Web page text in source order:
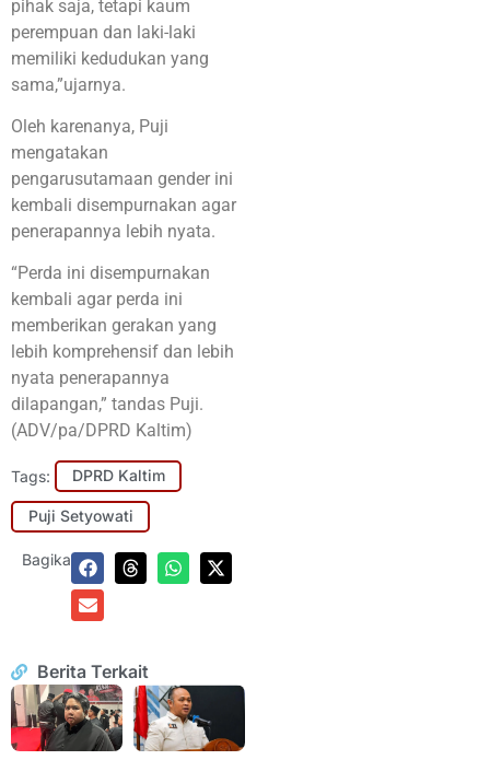
pihak saja, tetapi kaum
perempuan dan laki-laki
memiliki kedudukan yang
sama,”ujarnya.
Oleh karenanya, Puji
mengatakan
pengarusutamaan gender ini
kembali disempurnakan agar
penerapannya lebih nyata.
“Perda ini disempurnakan
kembali agar perda ini
memberikan gerakan yang
lebih komprehensif dan lebih
nyata penerapannya
dilapangan,” tandas Puji.
(ADV/pa/DPRD Kaltim)
Tags: DPRD Kaltim
Puji Setyowati
Bagikan:
Berita Terkait